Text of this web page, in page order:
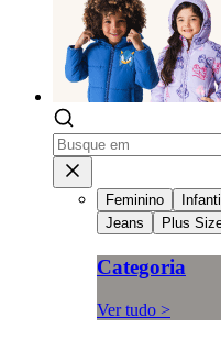
Feminino Infantil
Jeans
Plus
Categoria
Ver tudo >